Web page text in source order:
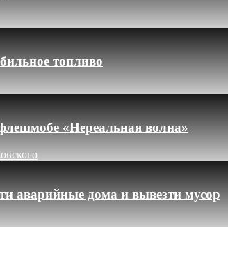
топливо
«Нереальная волна»
аварийные дома и вывезти мусор